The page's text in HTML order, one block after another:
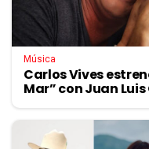
Música
Carlos Vives
Mar” con Juan